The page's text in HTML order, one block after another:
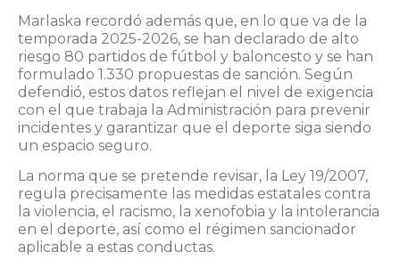
Marlaska recordó además que, en lo que va de la
temporada 2025-2026, se han declarado de alto
riesgo 80 partidos de fútbol y baloncesto y se han
formulado 1.330 propuestas de sanción. Según
defendió, estos datos reflejan el nivel de exigencia
con el que trabaja la Administración para prevenir
incidentes y garantizar que el deporte siga siendo
un espacio seguro.
La norma que se pretende revisar, la Ley 19/2007,
regula precisamente las medidas estatales contra
la violencia, el racismo, la xenofobia y la intolerancia
en el deporte, así como el régimen sancionador
aplicable a estas conductas.